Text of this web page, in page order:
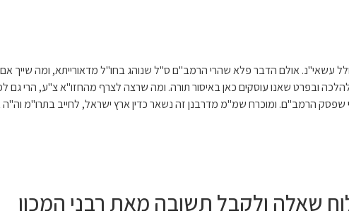
אולם הדבר פלא שהרי הרמב"ם ס"ל שנוהג בחו"ל מדאורייתא, ומה שייך אם
ובפרט שאנו עוסקים כאן באיסור תורה. ומה שרצה לצרף מהחזו"א צ"ע, הרי
שפסק הרמב"ם. ומוכרח שמ"מ מדרבנן זה נשאר כדין ארץ ישראל, לחייב בתרו"מ
שאלה ולקבל תשובה מאת רבני המכון